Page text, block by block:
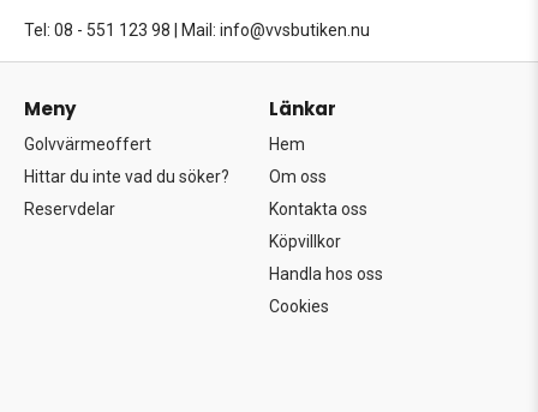
Tel: 08 - 551 123 98 Mail: info@vvsbutiken.nu
Meny
Golvvärmeoffert
Hittar du inte vad du söker?
Reservdelar
Länkar
Hem
Om oss
Kontakta oss
Köpvillkor
Handla hos oss
Cookies